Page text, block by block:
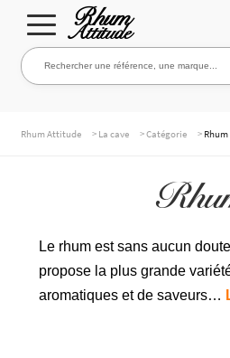
Aller
à
Aller
au
Rechercher une référence, une marque...
WHISKIES & +
Rhum Attitude > La cave >Catégorie > Rhum
Le rhum est sans aucun
propose la plus grande
aromatiques et de saveurs…